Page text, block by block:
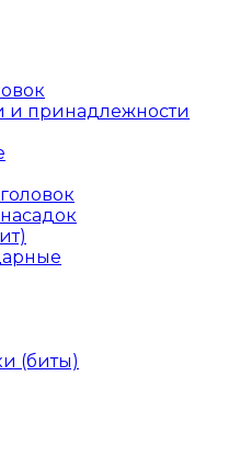
и принадлежности
(биты)